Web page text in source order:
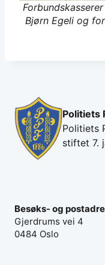
Bjørn Egeli og
Politiets
Politiets
stiftet 7.
Besøks- og
Gjerdrums vei 4
0484 Oslo